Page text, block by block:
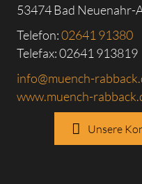
53474 Bad Neuenahr-
Telefon:02641 91380
Telefax: 02641 913819
info@muench-
www.muench-
Unsere